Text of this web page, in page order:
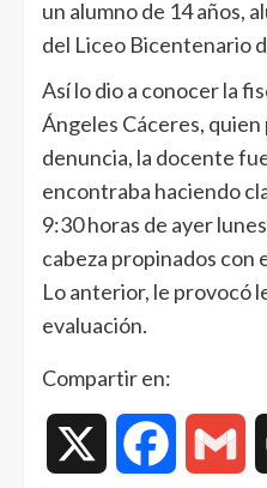
un alumno de 14 años,
del Liceo Bicentenario
Así lo dio a conocer la
Ángeles Cáceres,
denuncia, la docente
encontraba haciendo
9:30 horas de ayer
cabeza propinados con
Lo anterior, le provocó
evaluación.
Compartir en:
Facebook